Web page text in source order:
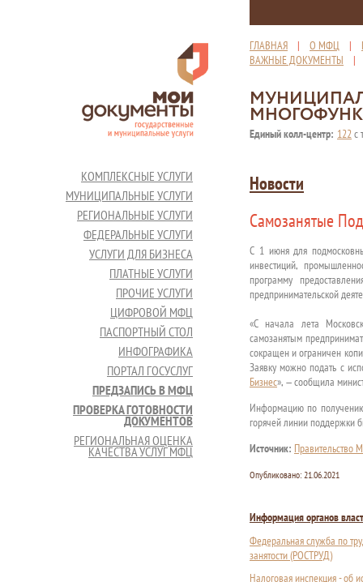
ГЛАВНАЯ | О МФЦ |
ВАЖНЫЕ ДОКУМЕНТЫ
Единый колл-центр: 122с
КОМПЛЕКСНЫЕ УСЛУГИ
МУНИЦИПАЛЬНЫЕ УСЛУГИ
РЕГИОНАЛЬНЫЕ УСЛУГИ
ФЕДЕРАЛЬНЫЕ УСЛУГИ
УСЛУГИ ДЛЯ БИЗНЕСА
ПЛАТНЫЕ УСЛУГИ
ПРОЧИЕ УСЛУГИ
ЦИФРОВОЙ МФЦ
ПАСПОРТНЫЙ СТОЛ
ИНФОГРАФИКА
ПОРТАЛ ГОСУСЛУГ
ПРЕДЗАПИСЬ В МФЦ
ПРОВЕРКА ГОТОВНОСТИ
ДОКУМЕНТОВ
РЕГИОНАЛЬНАЯ ОЦЕНКА
КАЧЕСТВА УСЛУГ МФЦ
Новости
Самозанятые
С 1 июня для
инвестиций,
программу
предпринимательской
«С начала лета
самозанятым
сокращен и ограничен
Заявку можно подать с
Бизнес», — сообщила
Информацию по
горячей линии поддержки
Источник: Правительство
Опубликовано: 21.06.2021
Информация органов
Федеральная служба по
занятости (РОСТРУД)
Налоговая инспекция - об